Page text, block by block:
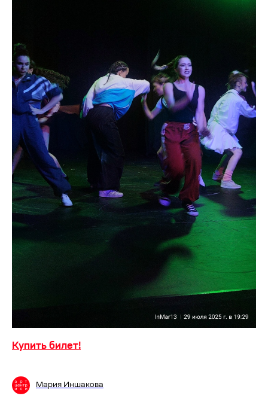
Купить билет!
Мария Иншакова